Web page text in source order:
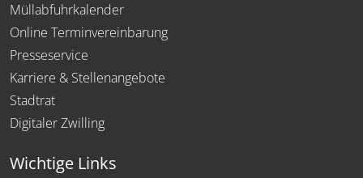
Müllabfuhrkalender
Online Terminvereinbarung
Presseservice
Karriere & Stellenangebote
Stadtrat
Digitaler Zwilling
Wichtige Links